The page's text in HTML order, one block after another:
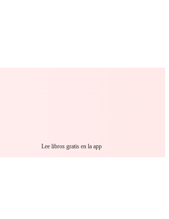
Lee libros gratis en la app